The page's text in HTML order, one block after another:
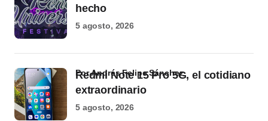
hecho
5 agosto, 2026
Redmi Note 15 Pro 5G, el cotidiano
extraordinario
por Andrés Felipe Sánchez
5 agosto, 2026